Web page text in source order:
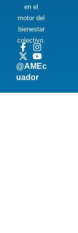
en el
motor del
bienestar
colectivo.
@AMEc
uador